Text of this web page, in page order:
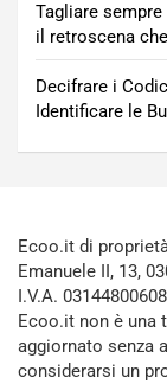
Tagliare
il retroscena
Decifrare i
Identificare le
Ecoo.it di
Emanuele II, 13,
I.V.A. 03144800608
Ecoo.it non è una
aggiornato senza
considerarsi un